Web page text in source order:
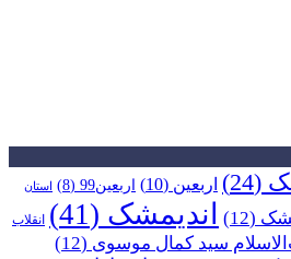
(24) اربعین (10) اربعین99 (8) استان
(12) اندیمشک (41)
انقلاب
سید کمال موسوی (12)